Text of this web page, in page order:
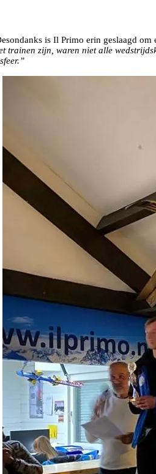
is Il Primo erin geslaagd om
trainen zijn, waren niet alle